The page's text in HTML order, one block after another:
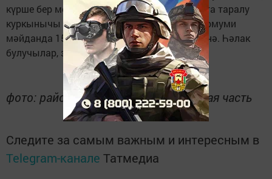
күрше бер метр ераклыкта урнашкан сарайга таралу
куркынычы да яный. Янгын нәтиҗәсендә гомуми
мәйданда 15 төргәк салам кара көлгә әйләнә. Һәлак
булучылар, зыян күрүчеләр юк.
фото: районная пожарно-спасательная часть
Следите за самым важным и интересным в
Telegram-канале Татмедиа